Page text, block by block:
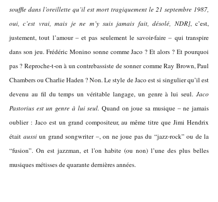
souffle dans l’oreillette qu’il est mort tragiquement le 21 septembre 1987,
oui, c’est vrai, mais je ne m’y suis jamais fait, désolé, NDR], c’est,
justement, tout l’amour – et pas seulement le savoir-faire – qui transpire
dans son jeu. Frédéric Monino sonne comme Jaco ? Et alors ? Et pourquoi
pas ? Reproche-t-on à un contrebassiste de sonner comme Ray Brown, Paul
Chambers ou Charlie Haden ? Non. Le style de Jaco est si singulier qu’il est
devenu au fil du temps un véritable langage, un genre à lui seul. Jaco
Pastorius est un genre à lui seul. Quand on joue sa musique – ne jamais
oublier : Jaco est un grand compositeur, au même titre que Jimi Hendrix
était aussi un grand songwriter –, on ne joue pas du “jazz-rock” ou de la
“fusion”. On est jazzman, et l’on habite (ou non) l’une des plus belles
musiques métisses de quarante dernières années.